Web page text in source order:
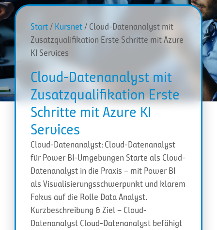
Start / Kursnet/ Cloud-Datenanalyst mit
Zusatzqualifikation Erste Schritte mit Azure
KI Services
Cloud-Datenanalyst mit
Zusatzqualifikation Erste
Schritte mit Azure KI
Services
Cloud-Datenanalyst: Cloud-Datenanalyst
für Power BI-Umgebungen Starte als Cloud-
Datenanalyst in die Praxis – mit Power BI
als Visualisierungsschwerpunkt und klarem
Fokus auf die Rolle Data Analyst.
Kurzbeschreibung & Ziel – Cloud-
Datenanalyst Cloud-Datenanalyst befähigt